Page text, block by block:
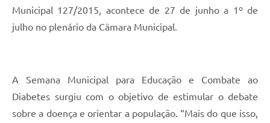
Municipal 127/2015, acontece de 27 de junho a 1º de
julho no plenário da Câmara Municipal.
A Semana Municipal para Educação e Combate ao
Diabetes surgiu com o objetivo de estimular o debate
sobre a doença e orientar a população. “Mais do que isso,